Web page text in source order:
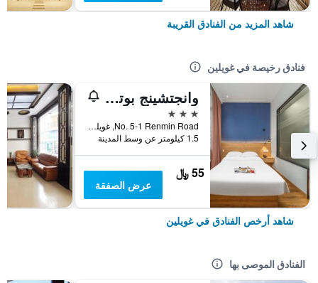
شاهد المزيد من الفنادق القريبة
فنادق رخيصة في غويلين
وانجتشينج بوتيك هوتل جويلين
3 نجوم
No. 5-1 Renmin Road, غويلين, الصين
1.5 كيلومتر عن وسط المدينة
55 ﷼
عرض الصفقة
شاهد أرخص الفنادق في غويلين
الفنادق الموصى بها